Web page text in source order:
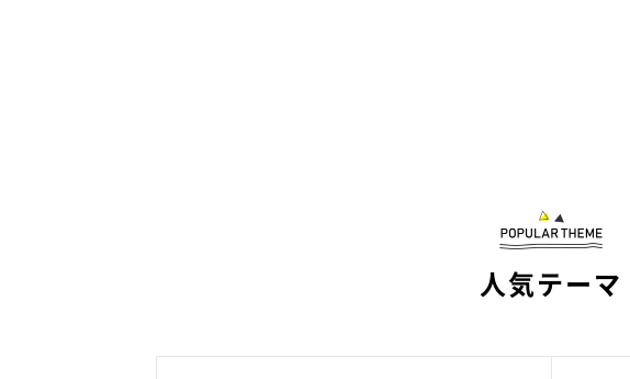
人気テーマ